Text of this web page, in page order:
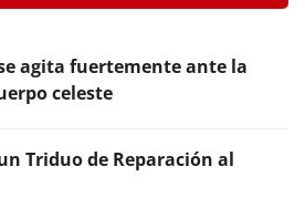
agita fuertemente ante la
celeste
Triduo de Reparación al